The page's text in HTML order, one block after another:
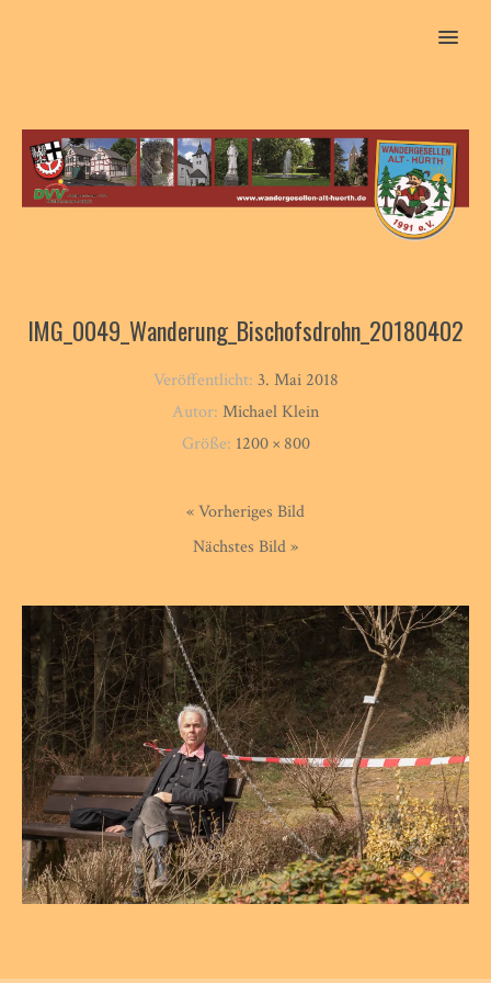
MENU
IMG_0049_Wanderung_Bischofsdrohn_20180402
Veröffentlicht: 3. Mai 2018
Autor: Michael Klein
Größe: 1200 × 800
« Vorheriges Bild
Nächstes Bild »